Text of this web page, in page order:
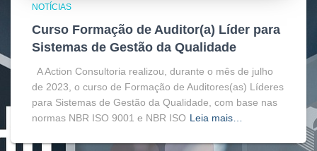
NOTÍCIAS
Curso Formação de Auditor(a) Líder para
Sistemas de Gestão da Qualidade
A Action Consultoria realizou, durante o mês de julho
de 2023, o curso de Formação de Auditores(as) Líderes
para Sistemas de Gestão da Qualidade, com base nas
normas NBR ISO 9001 e NBR ISO Leia mais…